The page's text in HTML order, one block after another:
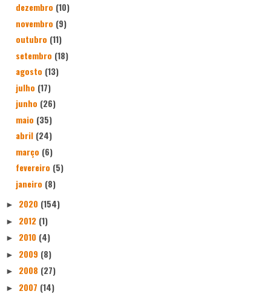
dezembro (10)
novembro (9)
outubro (11)
setembro (18)
agosto (13)
julho (17)
junho (26)
maio (35)
abril (24)
março (6)
fevereiro (5)
janeiro (8)
► 2020 (154)
► 2012 (1)
► 2010 (4)
► 2009 (8)
► 2008 (27)
► 2007 (14)